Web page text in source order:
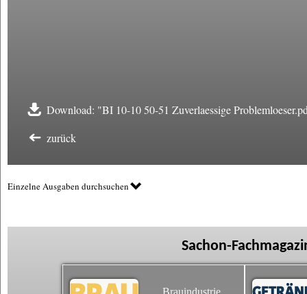
Download: "BI 10-10 50-51 Zuverlaessige
zurück
Einzelne Ausgaben durchsuchen
Sachon-
Brauindustrie